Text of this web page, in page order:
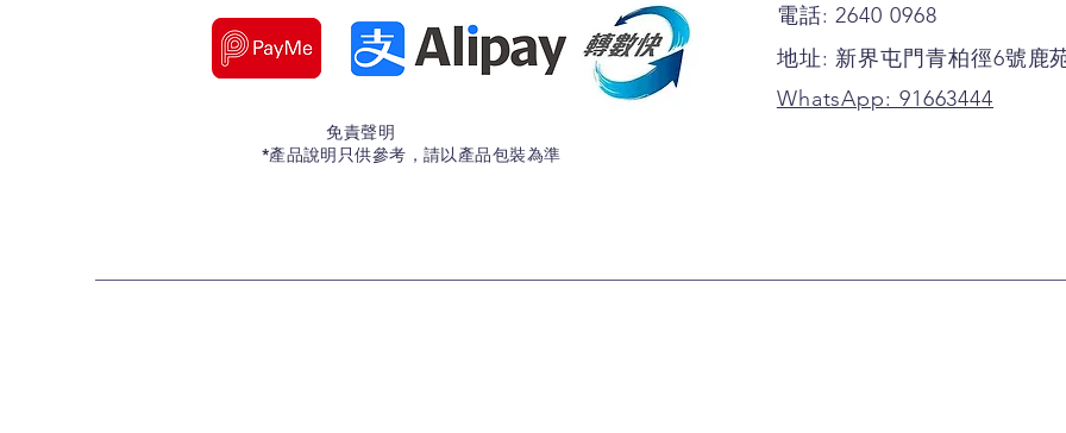
免責聲明
*產品說明只供參考，請以產品包裝為準
電話: 2640 0968
地址: 新界屯門青柏徑6號鹿
WhatsApp: 91663444